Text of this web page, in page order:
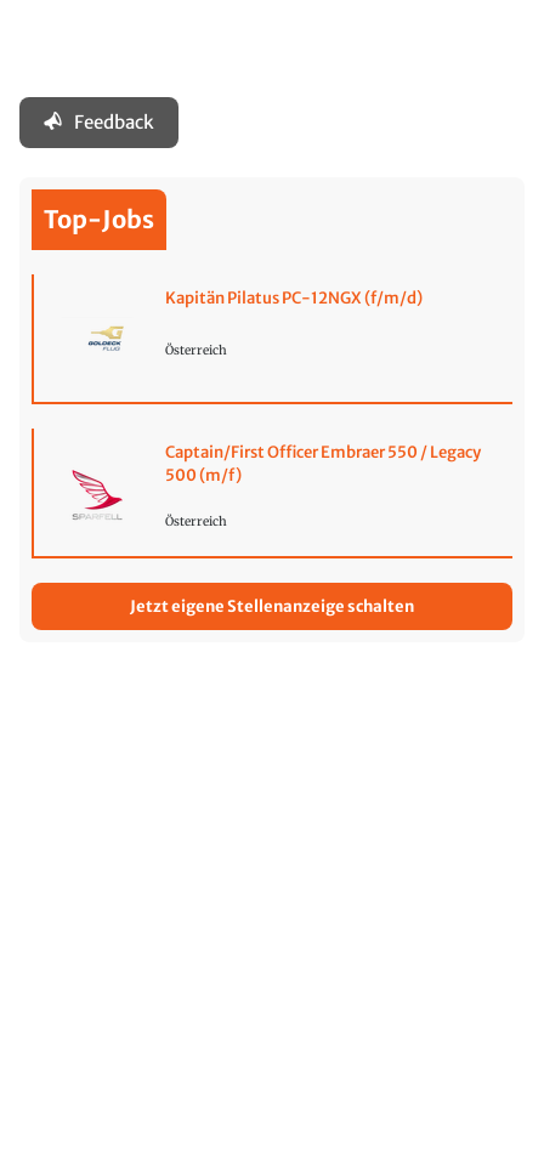
Feedback
Top-Jobs
Kapitän Pilatus PC-12NGX (f/m/d)
Österreich
Captain/First Officer Embraer 550 / Legacy
500 (m/f)
Österreich
Jetzt eigene Stellenanzeige schalten